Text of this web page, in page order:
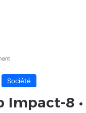
Société
Impact-8 •